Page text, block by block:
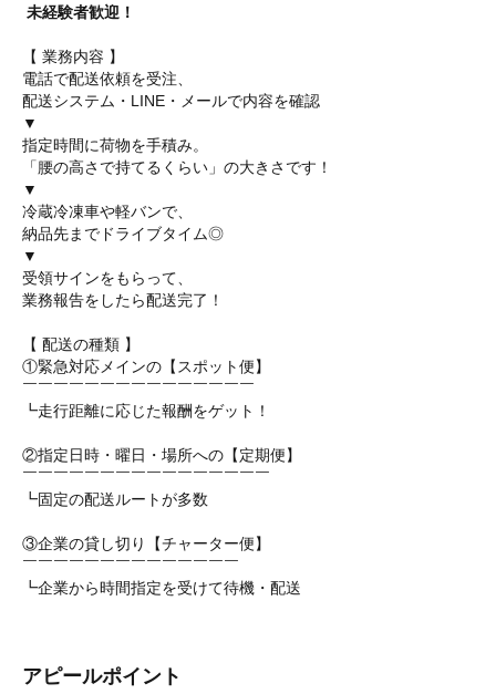
未経験者歓迎！
【 業務内容 】
電話で配送依頼を受注、
配送システム・LINE・メールで内容を確認
▼
指定時間に荷物を手積み。
「腰の高さで持てるくらい」の大きさです！
▼
冷蔵冷凍車や軽バンで、
納品先までドライブタイム◎
▼
受領サインをもらって、
業務報告をしたら配送完了！
【 配送の種類 】
①緊急対応メインの【スポット便】
￣￣￣￣￣￣￣￣￣￣￣￣￣￣￣
┗走行距離に応じた報酬をゲット！
②指定日時・曜日・場所への【定期便】
￣￣￣￣￣￣￣￣￣￣￣￣￣￣￣￣
┗固定の配送ルートが多数
③企業の貸し切り【チャーター便】
￣￣￣￣￣￣￣￣￣￣￣￣￣￣
┗企業から時間指定を受けて待機・配送
アピールポイント